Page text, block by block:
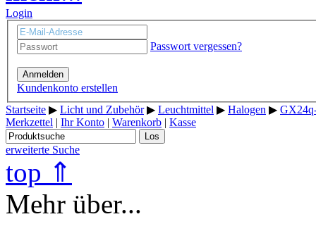
Login
Passwort vergessen?
Anmelden
Kundenkonto erstellen
Startseite ▶ Licht und Zubehör▶ Leuchtmittel ▶ Halogen ▶
Merkzettel | Ihr Konto | Warenkorb | Kasse
Los
erweiterte Suche
top ⇑
Mehr über...